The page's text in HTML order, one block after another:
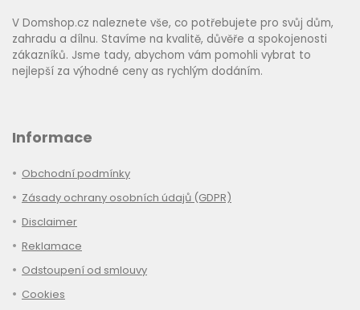
V Domshop.cz naleznete vše, co potřebujete pro svůj dům,
zahradu a dílnu. Stavíme na kvalitě, důvěře a spokojenosti
zákazníků. Jsme tady, abychom vám pomohli vybrat to
nejlepší za výhodné ceny as rychlým dodáním.
Informace
Obchodní podmínky
Zásady ochrany osobních údajů (GDPR)
Disclaimer
Reklamace
Odstoupení od smlouvy
Cookies